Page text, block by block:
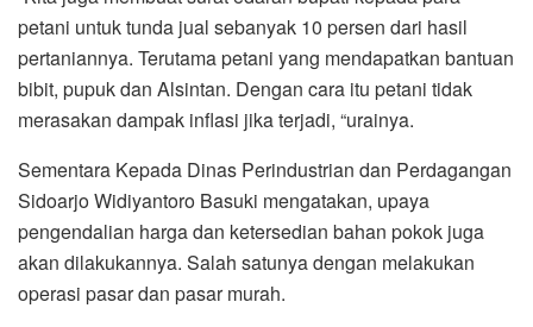
petani untuk tunda jual sebanyak 10 persen dari hasil
pertaniannya. Terutama petani yang mendapatkan bantuan
bibit, pupuk dan Alsintan. Dengan cara itu petani tidak
merasakan dampak inflasi jika terjadi, “urainya.
Sementara Kepada Dinas Perindustrian dan Perdagangan
Sidoarjo Widiyantoro Basuki mengatakan, upaya
pengendalian harga dan ketersedian bahan pokok juga
akan dilakukannya. Salah satunya dengan melakukan
operasi pasar dan pasar murah.